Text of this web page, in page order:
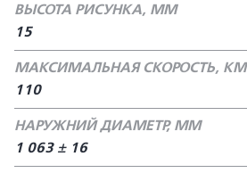
ВЫСОТА РИСУНКА, ММ
15
МАКСИМАЛЬНАЯ СКОРОСТЬ, КМ
110
НАРУЖНИЙ ДИАМЕТР, ММ
1 063 ± 16